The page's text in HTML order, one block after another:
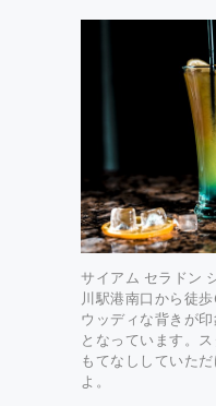
サイアム セラドン
川駅港南口から徒
ウッディな背きが
となっています。
もてなししていた
よ。